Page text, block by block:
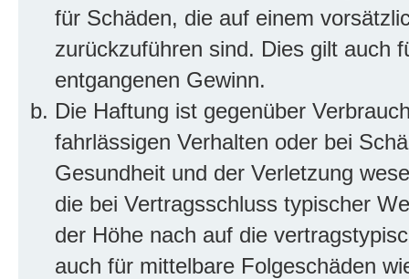
für Schäden, die auf einem
zurückzuführen sind. Dies gilt auch
entgangenen Gewinn.
Die Haftung ist gegenüber
fahrlässigen Verhalten oder bei
Gesundheit und der Verletzung
die bei Vertragsschluss typischer
der Höhe nach auf die
auch für mittelbare Folgeschäden